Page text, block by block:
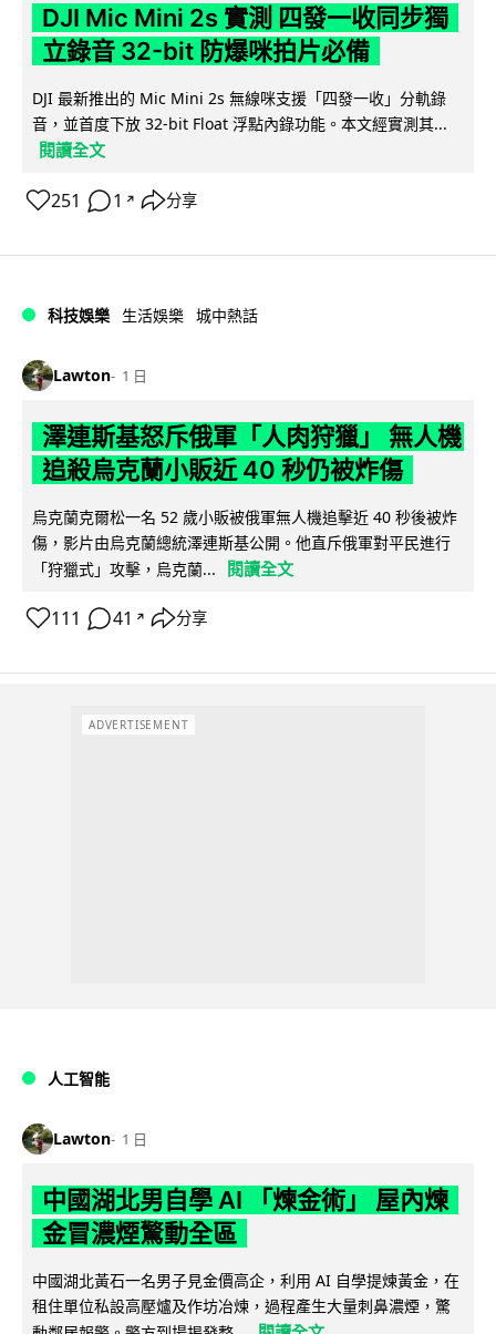
DJI Mic Mini 2s 實測 四發一收同步獨
立錄音 32-bit 防爆咪拍片必備
DJI 最新推出的 Mic Mini 2s 無線咪支援「四發一收」分軌錄
音，並首度下放 32-bit Float 浮點內錄功能。本文經實測其...
閱讀全文
251 1 ↗ 分享
科技娛樂 生活娛樂 城中熱話
Lawton 1 日
澤連斯基怒斥俄軍「人肉狩獵」 無人機
追殺烏克蘭小販近 40 秒仍被炸傷
烏克蘭克爾松一名 52 歲小販被俄軍無人機追擊近 40 秒後被炸
傷，影片由烏克蘭總統澤連斯基公開。他直斥俄軍對平民進行
「狩獵式」攻擊，烏克蘭...
閱讀全文
111 41 ↗ 分享
ADVERTISEMENT
人工智能
Lawton 1 日
中國湖北男自學 AI 「煉金術」 屋內煉
金冒濃煙驚動全區
中國湖北黃石一名男子見金價高企，利用 AI 自學提煉黃金，在
租住單位私設高壓爐及作坊冶煉，過程產生大量刺鼻濃煙，驚